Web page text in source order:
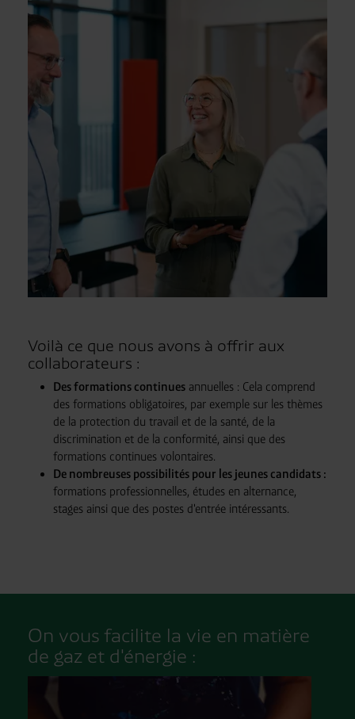
Voilà ce que nous avons à offrir aux
collaborateurs :
Des formations continuesannuelles : Cela comprend
des formations obligatoires, par exemple sur les thèmes
de la protection du travail et de la santé, de la
discrimination et de la conformité, ainsi que des
formations continues volontaires.
De nombreuses possibilités pour les jeunes candidats :
formations professionnelles, études en alternance,
stages ainsi que des postes d'entrée intéressants.
On vous facilite la vie en matière
de gaz et d'énergie :